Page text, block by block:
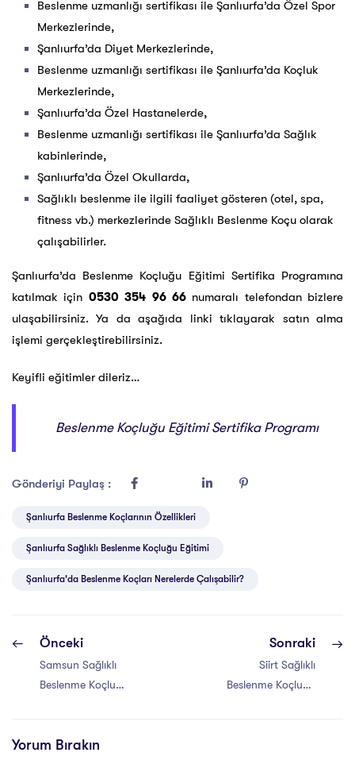
Beslenme uzmanlığı sertifikası ile Şanlıurfa’da Özel Spor
Merkezlerinde,
Şanlıurfa’da Diyet Merkezlerinde,
Beslenme uzmanlığı sertifikası ile Şanlıurfa’da Koçluk
Merkezlerinde,
Şanlıurfa’da Özel Hastanelerde,
Beslenme uzmanlığı sertifikası ile Şanlıurfa’da Sağlık
kabinlerinde,
Şanlıurfa’da Özel Okullarda,
Sağlıklı beslenme ile ilgili faaliyet gösteren (otel, spa,
fitness vb.) merkezlerinde Sağlıklı Beslenme Koçu olarak
çalışabilirler.
Şanlıurfa’da Beslenme Koçluğu Eğitimi Sertifika Programına
katılmak için 0530 354 96 66numaralı telefondan bizlere
ulaşabilirsiniz. Ya da aşağıda linki tıklayarak satın alma
işlemi gerçekleştirebilirsiniz.
Keyifli eğitimler dileriz…
Beslenme Koçluğu Eğitimi Sertifika Programı
Gönderiyi Paylaş :
Şanlıurfa Beslenme Koçlarının Özellikleri
Şanlıurfa Sağlıklı Beslenme Koçluğu Eğitimi
Şanlıurfa'da Beslenme Koçları Nerelerde Çalışabilir?
Önceki
Samsun Sağlıklı
Beslenme Koçluğu
Sonraki
Siirt Sağlıklı
Beslenme Koçluğu
Yorum Bırakın